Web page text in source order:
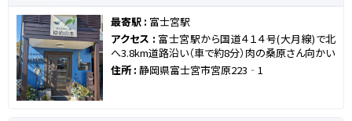
最寄駅 : 富士宮駅
アクセス : 富士宮駅から国道４１４号(大月線)で北
へ3.8km道路沿い（車で約8分）肉の桑原さん向かい
住所 : 静岡県富士宮市宮原223‐1